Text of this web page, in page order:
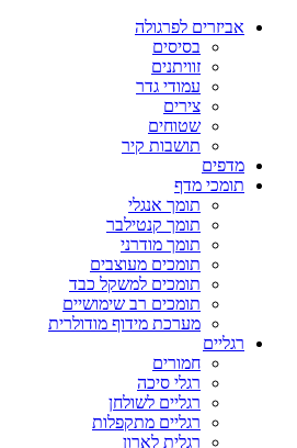
אביזרים לפרגולה
בסיסים
זוויתנים
עמודי גדר
צירים
שטוחים
תושבות קיר
מדפים
תומכי מדף
תומך אנגלי
תומך קנטילבר
תומך מודרני
תומכים מעוצבים
תומכים למשקל כבד
תומכים רב שימושיים
מערכת מידוף מודולרית
רגליים
חמורים
רגלי סיכה
רגליים לשולחן
רגליים מתקפלות
רגלית לארון